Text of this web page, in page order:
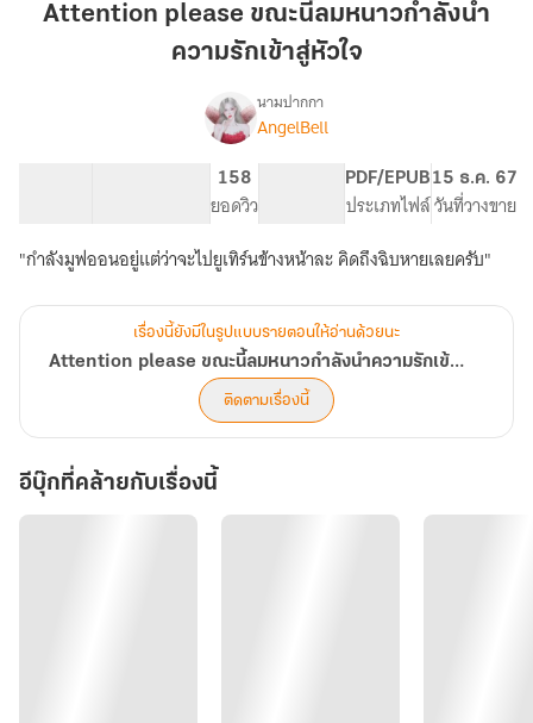
สู่
Attention please ขณะนี้ลมหนาวกำลังนำ
ความรักเข้าสู่หัวใจ
เรื่องAttention
หนาว
กำลัง
ความ
รัก
เข้า
สู่
หัวใจ
นามปากกา
AngelBell
158
ยอดวิว
PDF/EPUB
ประเภทไฟล์
15 ธ.ค. 67
วันที่วางขาย
"กำลังมูฟออนอยู่แต่ว่าจะไปยูเทิร์นข้างหน้าละ คิดถึงฉิบหายเลยครับ"
เรื่องนี้ยังมีในรูปแบบรายตอนให้อ่านด้วยนะ
Attention please ขณะนี้ลมหนาวกำลังนำความรักเข้าสู่หัวใจ
ติดตามเรื่องนี้
อีบุ๊กที่คล้ายกับเรื่องนี้